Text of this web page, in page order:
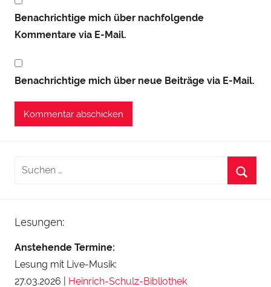
Benachrichtige mich über nachfolgende
Kommentare via E-Mail.
Benachrichtige mich über neue Beiträge via E-Mail.
Lesungen:
Anstehende Termine:
Lesung mit Live-Musik:
27.03.2026 |
Heinrich-Schulz-Bibliothek